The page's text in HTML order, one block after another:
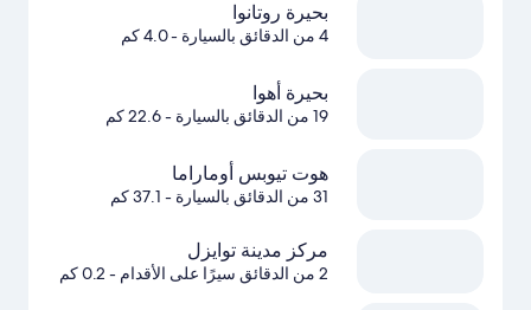
بحيرة روتانوا
4 من الدقائق بالسيارة - 4.0 كم
بحيرة أهوا
19 من الدقائق بالسيارة - 22.6 كم
هوت تيوبس أوماراما
31 من الدقائق بالسيارة - 37.1 كم
مركز مدينة توايزل
2 من الدقائق سيرًا على الأقدام - 0.2 كم